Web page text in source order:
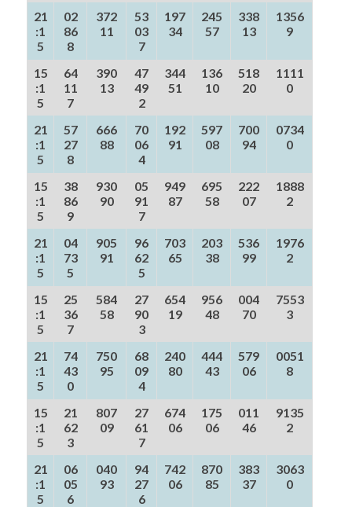
21
:1
5
02
86
8
372
11
53
03
7
197
34
245
57
338
13
1356
9
15
:1
5
64
11
7
390
13
47
49
2
344
51
136
10
518
20
1111
0
21
:1
5
57
27
8
666
88
70
06
4
192
91
597
08
700
94
0734
0
15
:1
5
38
86
9
930
90
05
91
7
949
87
695
58
222
07
1888
2
21
:1
5
04
73
5
905
91
96
62
5
703
65
203
38
536
99
1976
2
15
:1
5
25
36
7
584
58
27
90
3
654
19
956
48
004
70
7553
3
21
:1
5
74
43
0
750
95
68
09
4
240
80
444
43
579
06
0051
8
15
:1
5
21
62
3
807
09
27
61
7
674
06
175
06
011
46
9135
2
21
:1
5
06
05
6
040
93
94
27
6
742
06
870
85
383
37
3063
0